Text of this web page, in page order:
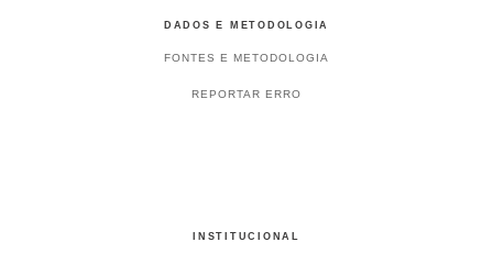
DADOS E METODOLOGIA
FONTES E METODOLOGIA
REPORTAR ERRO
INSTITUCIONAL